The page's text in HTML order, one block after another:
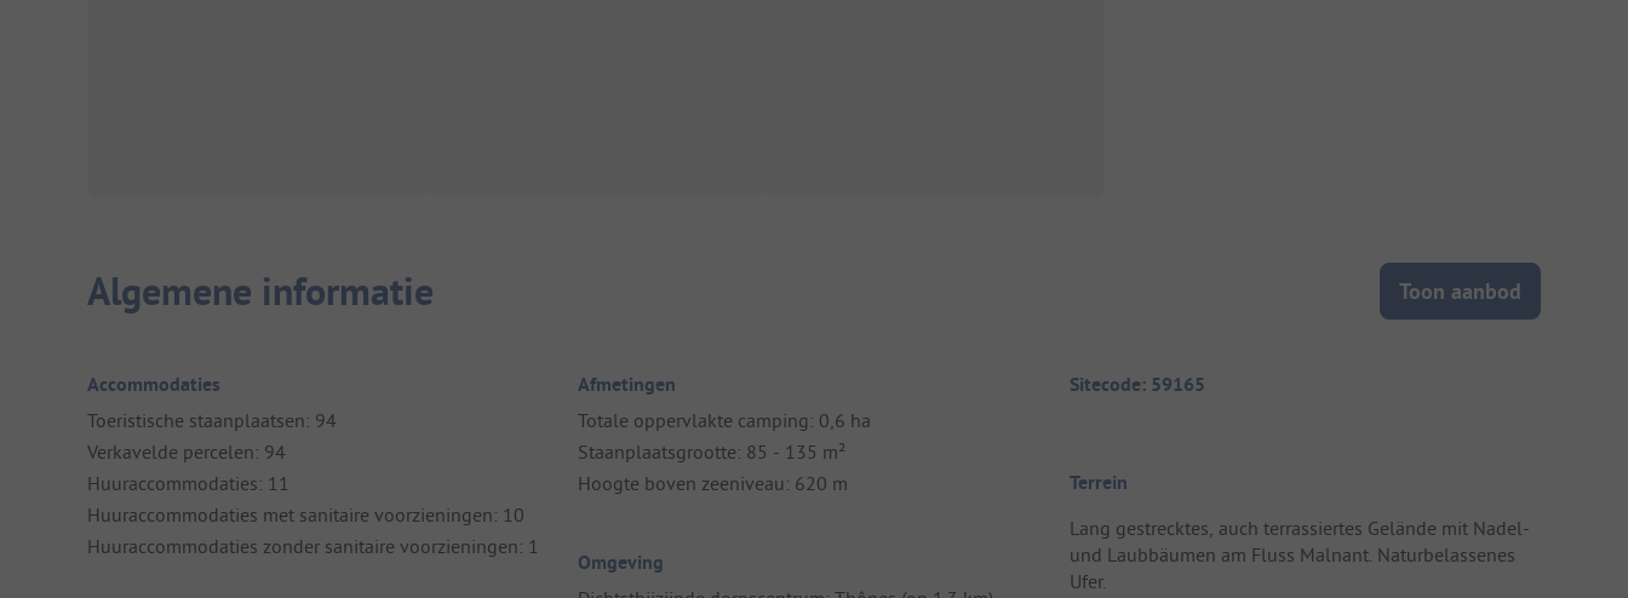
Algemene informatie Toon aanbod
Accommodaties
Toeristische staanplaatsen: 94
Verkavelde percelen: 94
Huuraccommodaties: 11
Huuraccommodaties met sanitaire voorzieningen: 10
Huuraccommodaties zonder sanitaire voorzieningen: 1
Afmetingen
Totale oppervlakte camping: 0,6 ha
Staanplaatsgrootte: 85 - 135 m²
Hoogte boven zeeniveau: 620 m
Omgeving
Sitecode: 59165
Terrein
Lang gestrecktes, auch terrassiertes Gelände mit Nadel-
und Laubbäumen am Fluss Malnant. Naturbelassenes
Ufer.